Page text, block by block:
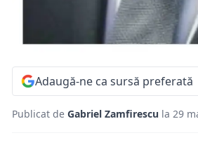
Adaugă-ne ca sursă preferată
Publicat de Gabriel Zamfirescu la 29